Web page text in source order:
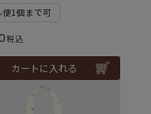
便1個まで可
税込
カートに入れる